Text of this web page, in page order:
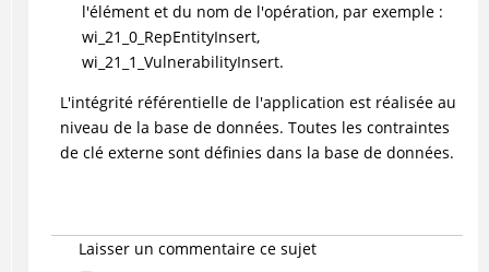
l'élément et du nom de l'opération, par exemple :
wi_21_0_RepEntityInsert,
wi_21_1_VulnerabilityInsert.
L'intégrité référentielle de l'application est réalisée au
niveau de la base de données. Toutes les contraintes
de clé externe sont définies dans la base de données.
Laisser un commentaire ce sujet